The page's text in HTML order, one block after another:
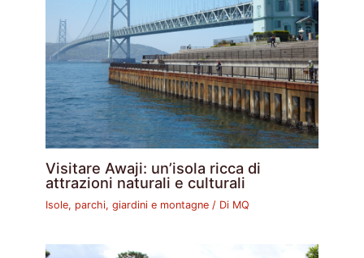
Visitare Awaji: un’isola ricca di
attrazioni naturali e culturali
Isole, parchi, giardini e montagne / Di MQ